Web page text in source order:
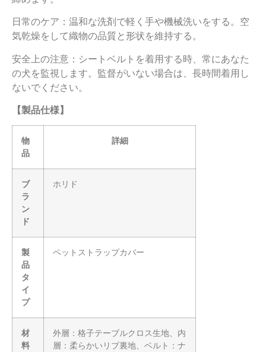
日常のケア：温和な洗剤で軽く手や機械洗いをする。空
気乾燥をして織物の品質と形状を維持する。
安全上の注意：シートベルトを着用する時、常にあなた
の犬を監視します。監督がいない場合は、長時間着用し
ないでください。
【製品仕様】
物
品
詳細
ブ
ラ
ン
ド
ホリド
製
品
タ
イ
プ
ペットストラップカバー
材
料
外層：格子テーブルクロス生地、内
層：柔らかいリブ裏地、ベルト：ナ